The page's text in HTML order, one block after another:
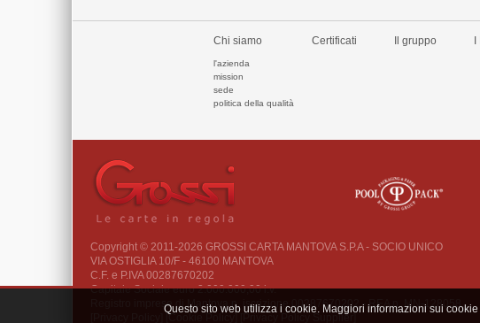
Chi siamo
l'azienda
mission
sede
politica della qualità
Certificati Il gruppo
Copyright © 2011-2026 GROSSI CARTA MANTOVA S.P.A - SOCIO UNICO
VIA OSTIGLIA 10/F - 46100 MANTOVA
C.F. e P.IVA 00287670202
Capitale Sociale euro 2.000.000,00 i.v.
Registro imprese di Mantova n. iscrizione 00287670202 - REA n. MN-128058
Questo sito web utilizza i cookie. Maggiori informazioni sui
[Cookie Policy] [Privacy Policy Supplier]